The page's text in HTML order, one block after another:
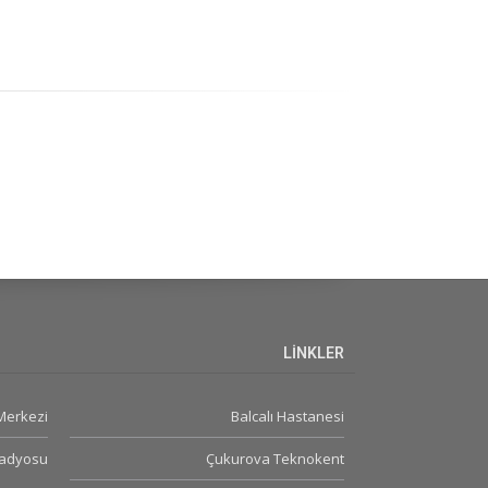
LİNKLER
Balcalı Hastanesi
Çukurova Teknokent